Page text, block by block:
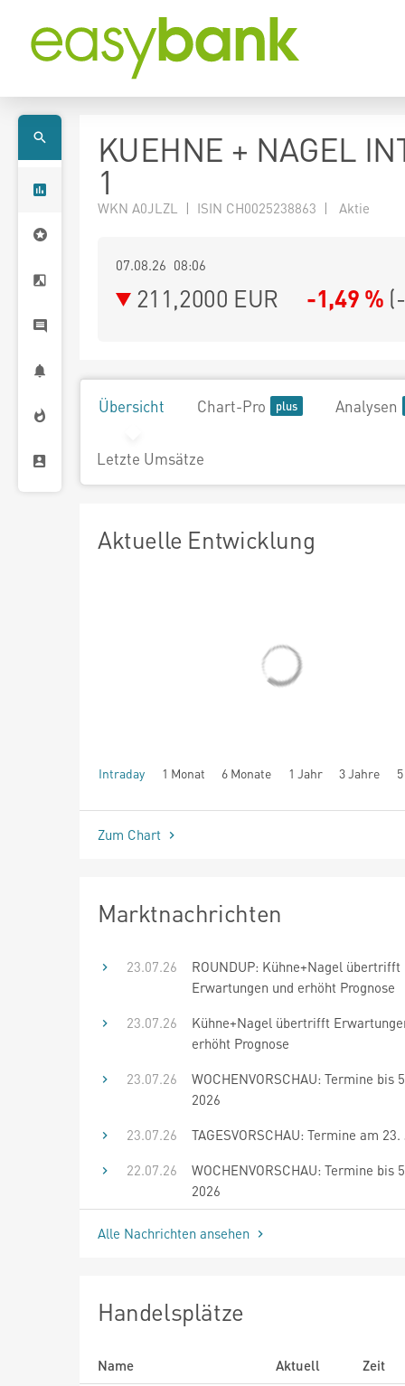
KUEHNE + NAGEL
1
WKN A0JLZL | ISIN CH0025238863 | Aktie
07.08.26 08:06
211,2000 EUR -1,49 % (
Übersicht Chart-Pro Analysen
Letzte Umsätze
Aktuelle Entwicklung
Intraday 1 Monat 6 Monate 1 Jahr 3 Jahre
seit Beginn
Zum Chart
Marktnachrichten
23.07.26
ROUNDUP: Kühne+Nagel übertrifft
Erwartungen und erhöht Prognose
23.07.26
Kühne+Nagel übertrifft
erhöht Prognose
23.07.26
WOCHENVORSCHAU: Termine bis
2026
23.07.26
TAGESVORSCHAU: Termine am
22.07.26
WOCHENVORSCHAU: Termine bis
2026
Alle Nachrichten ansehen
Handelsplätze
Name Aktuell
Zeit